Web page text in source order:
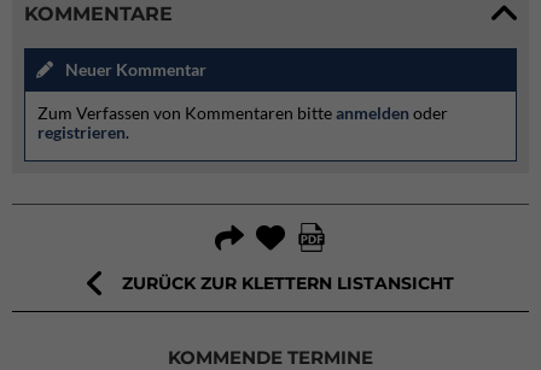
KOMMENTARE
Neuer Kommentar
Zum Verfassen von Kommentaren bitteanmelden oder
registrieren.
ZURÜCK ZUR KLETTERN LISTANSICHT
KOMMENDE TERMINE